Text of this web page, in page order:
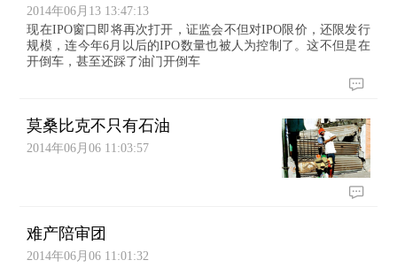
2014年06月13 13:47:13
现在IPO窗口即将再次打开，证监会不但对IPO限价，还限发行
规模，连今年6月以后的IPO数量也被人为控制了。这不但是在
开倒车，甚至还踩了油门开倒车
莫桑比克不只有石油
2014年06月06 11:03:57
难产陪审团
2014年06月06 11:01:32